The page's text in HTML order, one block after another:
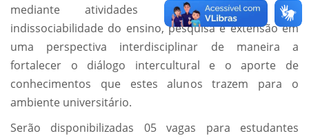
mediante atividades que evidenciem a
indissociabilidade do ensino, pesquisa e extensão em
uma perspectiva interdisciplinar de maneira a
fortalecer o diálogo intercultural e o aporte de
conhecimentos que estes alunos trazem para o
ambiente universitário.
Serão disponibilizadas 05 vagas para estudantes